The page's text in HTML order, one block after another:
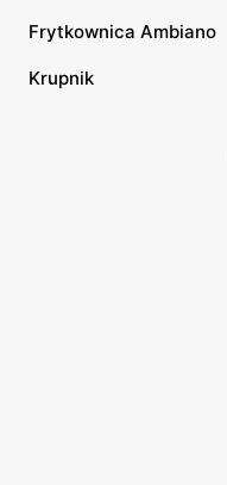
Frytkownica Ambiano
Krupnik